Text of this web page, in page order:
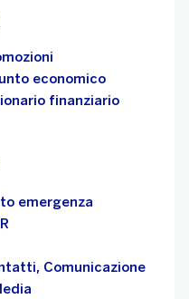
economico
finanziario
emergenza
Comunicazione